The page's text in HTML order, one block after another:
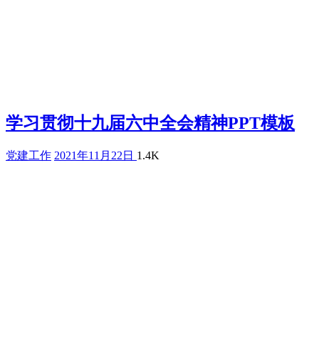
学习贯彻十九届六中全会精神PPT模板
党建工作 2021年11月22日 1.4K